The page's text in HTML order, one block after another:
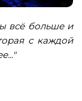
всё больше и
с каждой